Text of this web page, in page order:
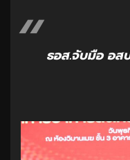
ธอส.จับมือ อส